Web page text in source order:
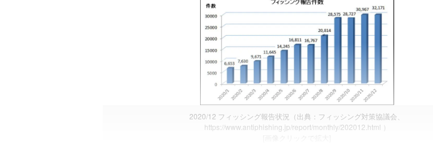
2020/12 フィッシング報告状況（出典：フィッシング対策協議会、
https://www.antiphishing.jp/report/monthly/202012.html ）